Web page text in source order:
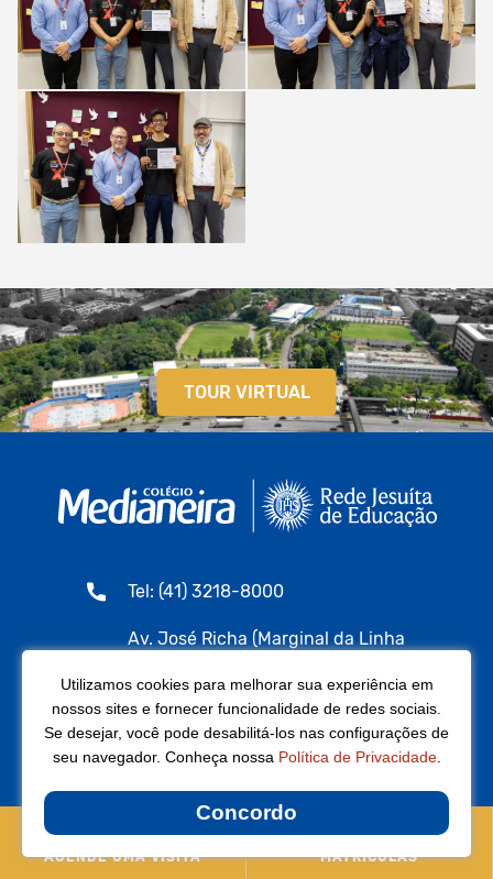
AGENDE UMA VISITA MATRÍCULAS
TOUR VIRTUAL
Tel: (41) 3218-8000
Av. José Richa (Marginal da Linha
Curitiba/PR | CEP 81690-100
Utilizamos cookies para melhorar sua experiência em
nossos sites e fornecer funcionalidade de redes sociais.
Se desejar, você pode desabilitá-los nas configurações de
seu navegador. Conheça nossa Política de Privacidade.
Concordo